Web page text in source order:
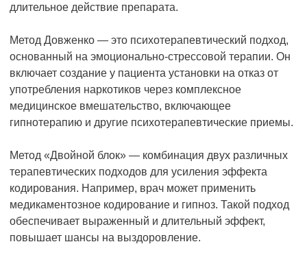
длительное действие препарата.
Метод Довженко — это психотерапевтический подход,
основанный на эмоционально-стрессовой терапии. Он
включает создание у пациента установки на отказ от
употребления наркотиков через комплексное
медицинское вмешательство, включающее
гипнотерапию и другие психотерапевтические приемы.
Метод «Двойной блок» — комбинация двух различных
терапевтических подходов для усиления эффекта
кодирования. Например, врач может применить
медикаментозное кодирование и гипноз. Такой подход
обеспечивает выраженный и длительный эффект,
повышает шансы на выздоровление.